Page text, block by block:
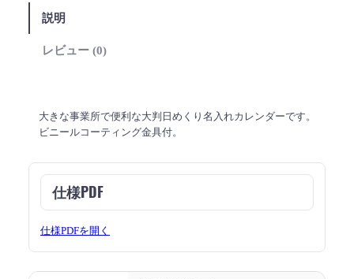
説明
レビュー (0)
大きな事業所で便利な大判日めくり名入れカレンダーです。
ビニールコーティング金具付。
仕様PDF
仕様PDFを開く